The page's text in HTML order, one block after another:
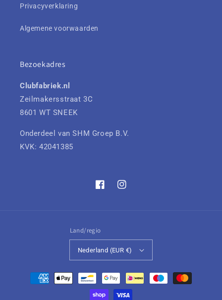
Privacyverklaring
Algemene voorwaarden
Bezoekadres
Clubfabriek.nl
Zeilmakersstraat 3C
8601 WT SNEEK
Onderdeel van SHM Groep B.V.
KVK: 42041385
FacebookInstagram
Land/regio
Nederland (EUR €)
Betaalmethoden